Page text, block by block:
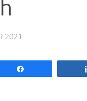
2021